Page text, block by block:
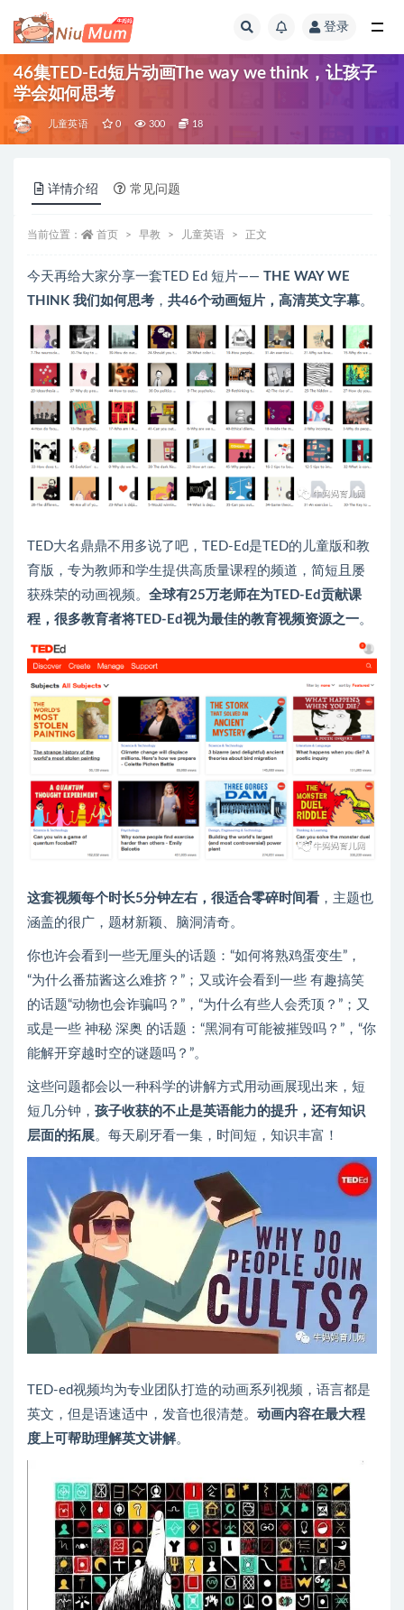
登录
46集TED-Ed短片动画The way we think，让孩子
学会如何思考
儿童英语 0 300 18
详情介绍 常见问题
当前位置： 首页 早教 儿童英语 正文
今天再给大家分享一套TED Ed 短片—— THE WAY WE
THINK 我们如何思考 ， 共46个动画短片，高清英文字幕。
TED大名鼎鼎不用多说了吧，TED-Ed是TED的儿童版和教
育版，专为教师和学生提供高质量课程的频道，简短且屡
获殊荣的动画视频。 全球有25万老师在为TED-Ed贡献课
程，很多教育者将TED-Ed视为最佳的教育视频资源之一。
这套视频每个时长5分钟左右，很适合零碎时间看 ，主题也
涵盖的很广，题材新颖、脑洞清奇。
你也许会看到一些无厘头的话题：“如何将熟鸡蛋变生”，
“为什么番茄酱这么难挤？”；又或许会看到一些 有趣搞笑
的话题“动物也会诈骗吗？”，“为什么有些人会秃顶？”；又
或是一些 神秘 深奥 的话题：“黑洞有可能被摧毁吗？”，“你
能解开穿越时空的谜题吗？”。
这些问题都会以一种科学的讲解方式用动画展现出来，短
短几分钟， 孩子收获的不止是英语能力的提升，还有知识
层面的拓展。每天刷牙看一集，时间短，知识丰富！
TED-ed视频均为专业团队打造的动画系列视频，语言都是
英文，但是语速适中，发音也很清楚。 动画内容在最大程
度上可帮助理解英文讲解。